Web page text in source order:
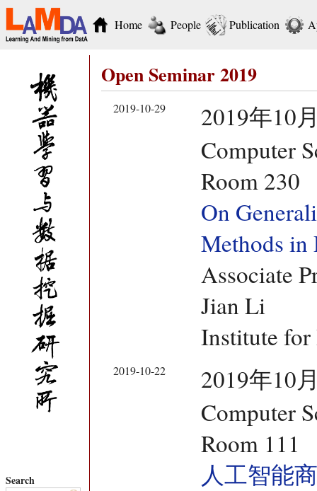
Home People Publication
Search
Open Seminar 2019
2019-10-29
2019年10
Computer
Room 230
On
Methods in
Associate
Jian Li
Institute
2019-10-22
2019年10
Computer
Room 111
人工智能